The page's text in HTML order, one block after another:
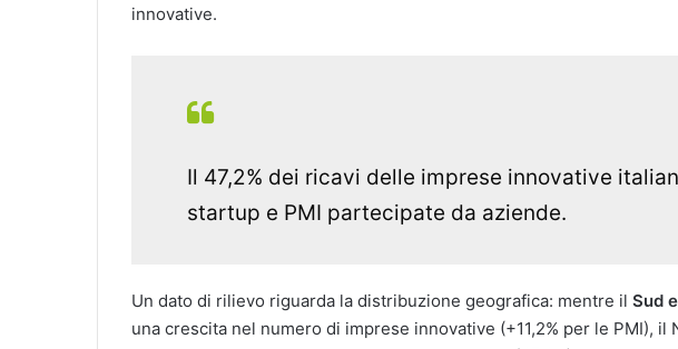
innovative​.
Il 47,2% dei ricavi delle imprese innovative
startup e PMI partecipate da aziende.
Un dato di rilievo riguarda la distribuzione geografica: mentre il Sud
una crescita nel numero di imprese innovative (+11,2% per le PMI), il